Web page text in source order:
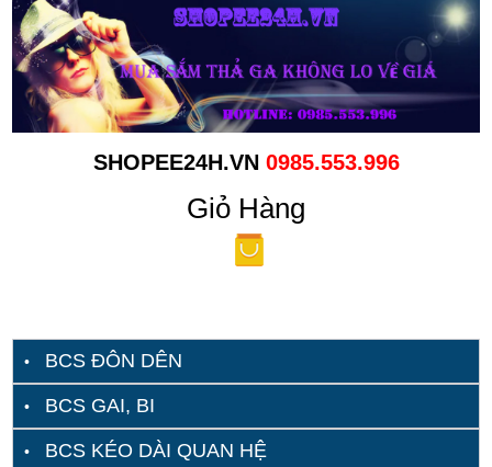
SHOPEE24H.VN 0985.553.996
Giỏ Hàng
BCS ĐÔN DÊN
BCS GAI, BI
BCS KÉO DÀI QUAN HỆ